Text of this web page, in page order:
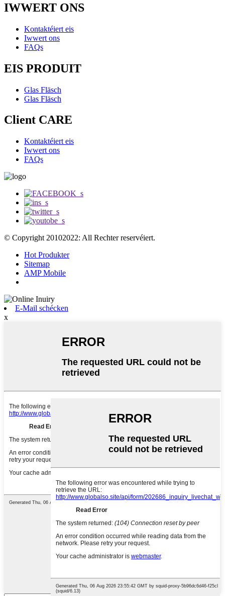
IWWERT ONS
Kontaktéiert eis
Iwwert ons
FAQs
EIS PRODUIT
Glas Fläsch
Glas Fläsch
Client CARE
Kontaktéiert eis
Iwwert ons
FAQs
© Copyright 20102022: All Rechter reservéiert.
Hot Produkter
Sitemap
AMP Mobile
E-Mail schécken
x